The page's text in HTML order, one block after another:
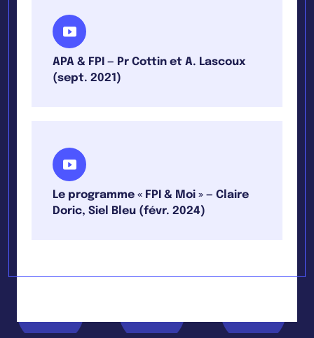
APA & FPI — Pr Cottin et A. Lascoux
(sept. 2021)
Le programme « FPI & Moi » — Claire
Doric, Siel Bleu (févr. 2024)